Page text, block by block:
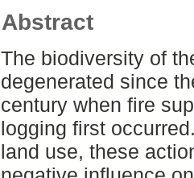
Abstract
The biodiversity of
degenerated since
century when fire
logging first
land use, these